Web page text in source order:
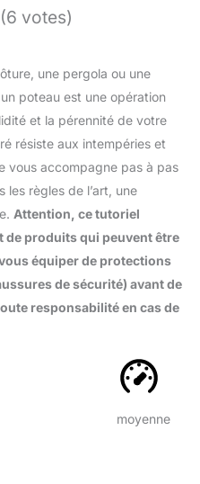
votes)
une pergola ou une
poteau est une opération
et la pérennité de votre
résiste aux intempéries et
vous accompagne pas à pas
les règles de l’art, une
Attention, ce tutoriel
de produits qui peuvent être
équiper de protections
de sécurité) avant de
responsabilité en cas de
moyenne